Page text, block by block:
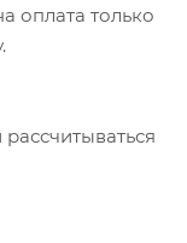
оплата только